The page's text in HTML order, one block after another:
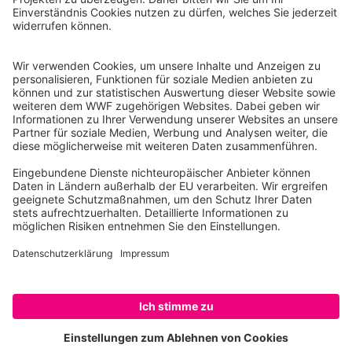
Weitere Einzelheiten zur Verarbeitung
Ihrer personenbezogenen Daten finden
Reinhardtstr. 18
10117 Berlin
Ihre Spende kann steuerlich geltend gemacht werden
Registriert als Stiftung WWF Deutschland, Senatsverwaltung für
Justiz Berlin, Az: 3416/976/2
Umsatzsteuer-Identifikationsnummer: DE 114236103
Freistellungsbescheid: Als gemeinnützige Körperschaft befreit
von der Körperschaftssteuer gem. §5 I 9 KStg. unter der
Steuernummer 27/641/09321